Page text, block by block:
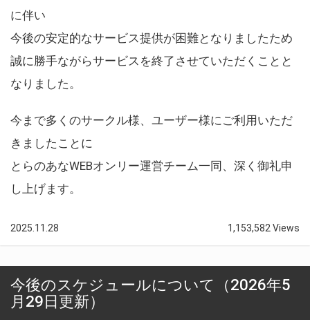
に伴い
今後の安定的なサービス提供が困難となりましたため
誠に勝手ながらサービスを終了させていただくことと
なりました。
今まで多くのサークル様、ユーザー様にご利用いただ
きましたことに
とらのあなWEBオンリー運営チーム一同、深く御礼申
し上げます。
2025.11.28 1,153,582 Views
今後のスケジュールについて（2026年5
月29日更新）